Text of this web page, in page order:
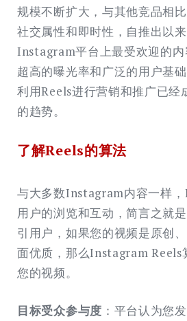
规模不断扩大，与其他竞品相
社交属性和即时性，自推出以
Instagram平台上最受欢迎的
超高的曝光率和广泛的用户基
利用Reels进行营销和推广已经
的趋势。
了解Reels的算法
与大多数Instagram内容一样
用户的浏览和互动，简言之就
引用户，如果您的视频是原创
面优质，那么Instagram Reels
您的视频。
目标受众参与度 ：平台认为您